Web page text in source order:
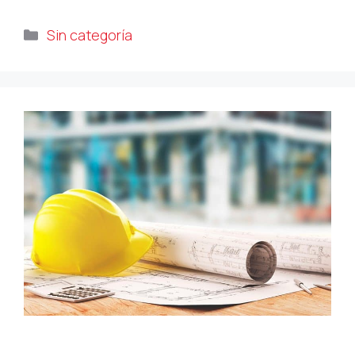
Categorías
Sin categoría